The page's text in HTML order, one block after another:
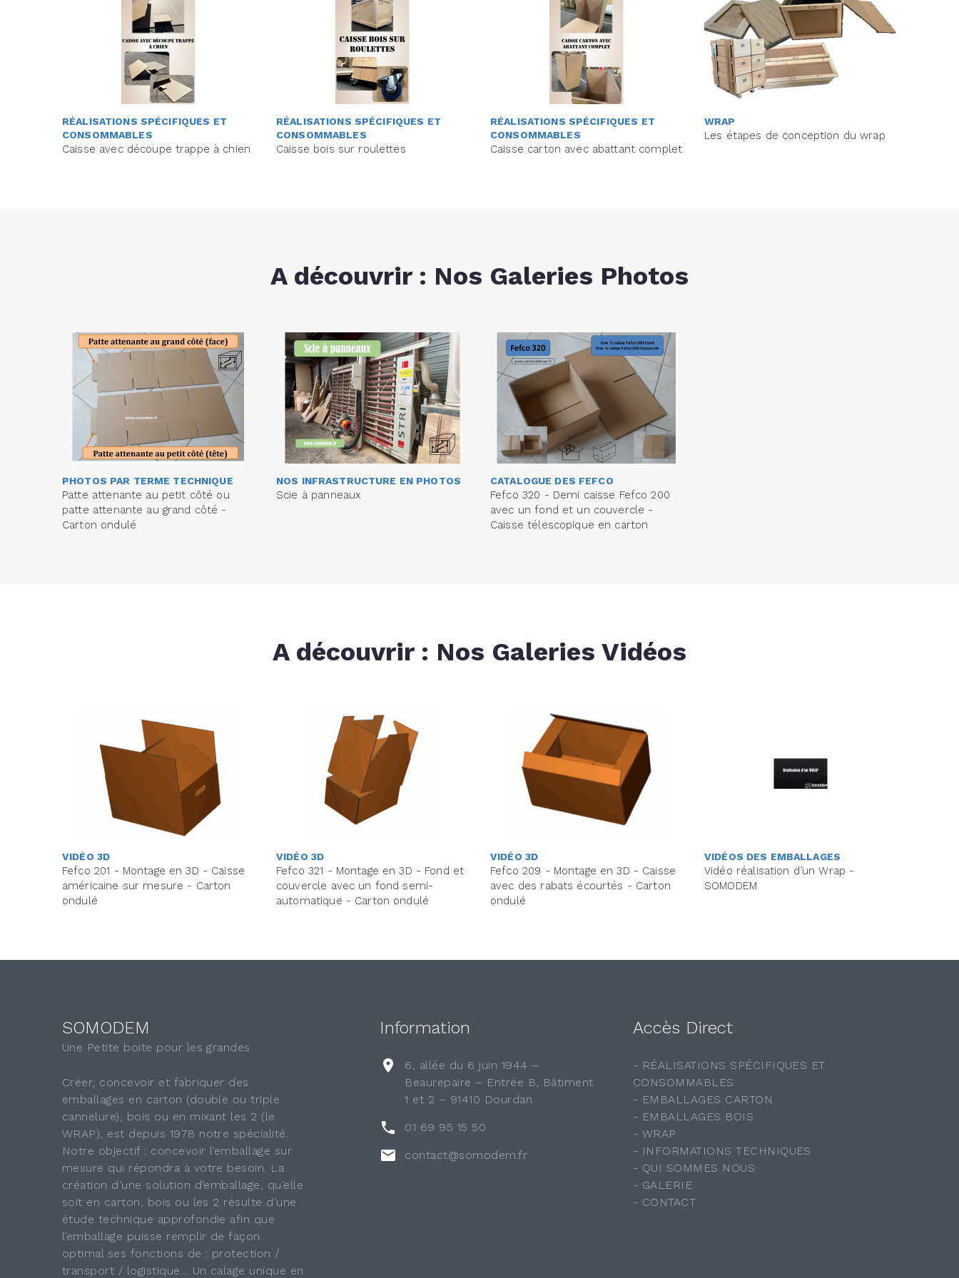
RÉALISATIONS SPÉCIFIQUES ET
CONSOMMABLES
Caisse avec découpe trappe à chien
RÉALISATIONS SPÉCIFIQUES ET
CONSOMMABLES
Caisse bois sur roulettes
RÉALISATIONS SPÉCIFIQUES ET
CONSOMMABLES
Caisse carton avec abattant complet
WRAP
Les étapes de conception du wrap
A découvrir : Nos Galeries Photos
PHOTOS PAR TERME TECHNIQUE
Patte attenante au petit côté ou
patte attenante au grand côté -
Carton ondulé
NOS INFRASTRUCTURE EN PHOTOS
Scie à panneaux
CATALOGUE DES FEFCO
Fefco 320 - Demi caisse Fefco 200
avec un fond et un couvercle -
Caisse télescopique en carton
A découvrir : Nos Galeries Vidéos
VIDÉO 3D
Fefco 201 - Montage en 3D - Caisse
américaine sur mesure - Carton
ondulé
VIDÉO 3D
Fefco 321 - Montage en 3D - Fond et
couvercle avec un fond semi-
automatique - Carton ondulé
VIDÉO 3D
Fefco 209 - Montage en 3D - Caisse
avec des rabats écourtés - Carton
ondulé
VIDÉOS DES EMBALLAGES
Vidéo réalisation d’un Wrap -
SOMODEM
SOMODEM
Une Petite boite pour les grandes
Créer, concevoir et fabriquer des
emballages en carton (double ou triple
cannelure), bois ou en mixant les 2 (le
WRAP), est depuis 1978 notre spécialité.
Notre objectif : concevoir l’emballage sur
mesure qui répondra à votre besoin. La
création d’une solution d’emballage, qu’elle
soit en carton, bois ou les 2 résulte d’une
étude technique approfondie afin que
l’emballage puisse remplir de façon
optimal ses fonctions de : protection /
transport / logistique… Un calage unique en
Information
6, allée du 6 juin 1944 –
Beaurepaire – Entrée B, Bâtiment
1 et 2 – 91410 Dourdan
01 69 95 15 50
contact@somodem.fr
Accès Direct
- RÉALISATIONS SPÉCIFIQUES ET
CONSOMMABLES
- EMBALLAGES CARTON
- EMBALLAGES BOIS
- WRAP
- INFORMATIONS TECHNIQUES
- QUI SOMMES NOUS
- GALERIE
- CONTACT